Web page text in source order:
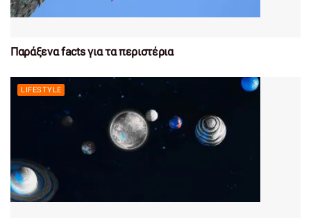
Παράξενα facts για τα περιστέρια
LIFESTYLE